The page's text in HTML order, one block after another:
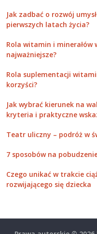
Jak zadbać o rozwój
pierwszych latach życia?
Rola witamin i minerałów
najważniejsze?
Rola suplementacji
korzyści?
Jak wybrać kierunek na
kryteria i praktyczne
Teatr uliczny – podróż w
7 sposobów na
Czego unikać w trakcie
rozwijającego się dziecka